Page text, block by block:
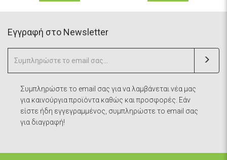
Eγγραφή στο Newsletter
Συμπληρώστε το email σας για να λαμβάνεται νέα μας
για καινούργια προϊόντα καθώς και προσφορές. Εάν
είστε ήδη εγγεγραμμένος, συμπληρώστε το email σας
για διαγραφή!